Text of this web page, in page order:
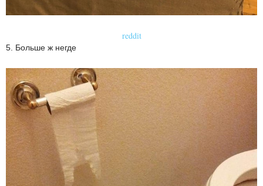
reddit
5. Больше ж негде